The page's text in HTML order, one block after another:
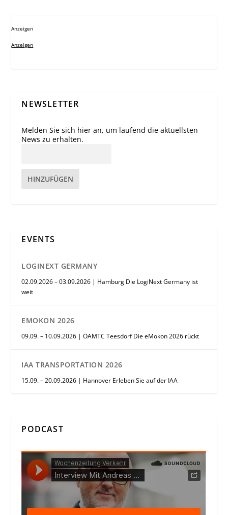
Anzeigen
Anzeigen
NEWSLETTER
Melden Sie sich hier an, um laufend die aktuellsten
News zu erhalten.
HINZUFÜGEN
EVENTS
LOGINEXT GERMANY
02.09.2026 – 03.09.2026 | Hamburg Die LogiNext Germany ist
weit
EMOKON 2026
09.09. – 10.09.2026 | ÖAMTC Teesdorf Die eMokon 2026 rückt
IAA TRANSPORTATION 2026
15.09. – 20.09.2026 | Hannover Erleben Sie auf der IAA
PODCAST